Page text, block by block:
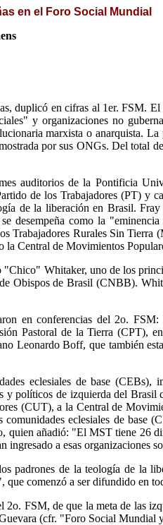
en el Foro Social Mundial
duplicó en cifras al 1er. FSM. El
y organizaciones no
marxista o anarquista.
por sus ONGs. Del total
auditorios de la Pontificia
de los Trabajadores (PT) y
de la liberación en Brasil.
desempeña como la
Rurales Sin Tierra
la Central de Movimientos
Whitaker, uno de los
Obispos de Brasil (CNBB).
en conferencias del 2o.
Pastoral de la Tierra (CPT),
Leonardo Boff, que también
eclesiales de base (CEBs),
y políticos de izquierda del
(CUT), a la Central de
eclesiales de base
quien añadió: "El MST tiene 26
a esas organizaciones
padrones de la teología de la
comenzó a ser difundido en
FSM, de que la meta de las
(cfr. "Foro Social Mundial